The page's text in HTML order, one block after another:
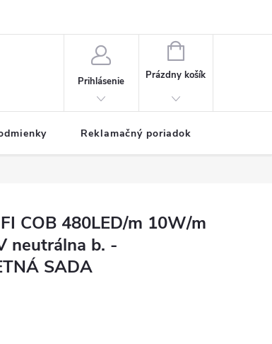
Prihlásenie
NÁKUPNÝ
KOŠÍK
Prázdny košík
Reklamačný poriadok
COB 480LED/m 10W/m
neutrálna b. -
SADA